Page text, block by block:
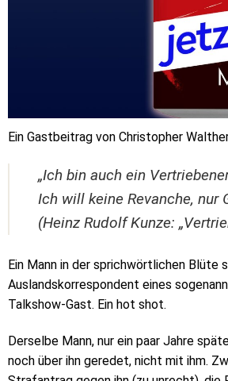
Ein Gastbeitrag von Christopher
„Ich bin auch ein
Ich will keine Revanche, nur
(Heinz Rudolf Kunze:
Ein Mann in der sprichwörtlichen Blüte
Auslandskorrespondent eines
Talkshow-Gast. Ein hot shot.
Derselbe Mann, nur ein paar Jahre
noch über ihn geredet, nicht mit ihm.